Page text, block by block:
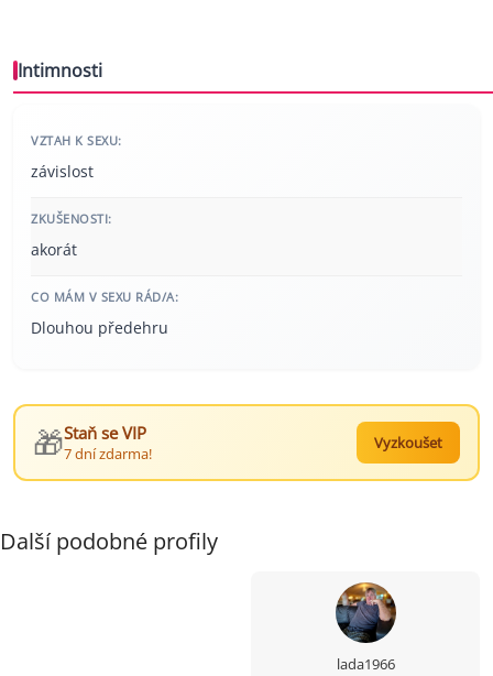
Intimnosti
VZTAH K SEXU:
závislost
ZKUŠENOSTI:
akorát
CO MÁM V SEXU RÁD/A:
Dlouhou předehru
🎁Staň se VIP
7 dní zdarma!
Vyzkoušet
Další podobné profily
lada1966